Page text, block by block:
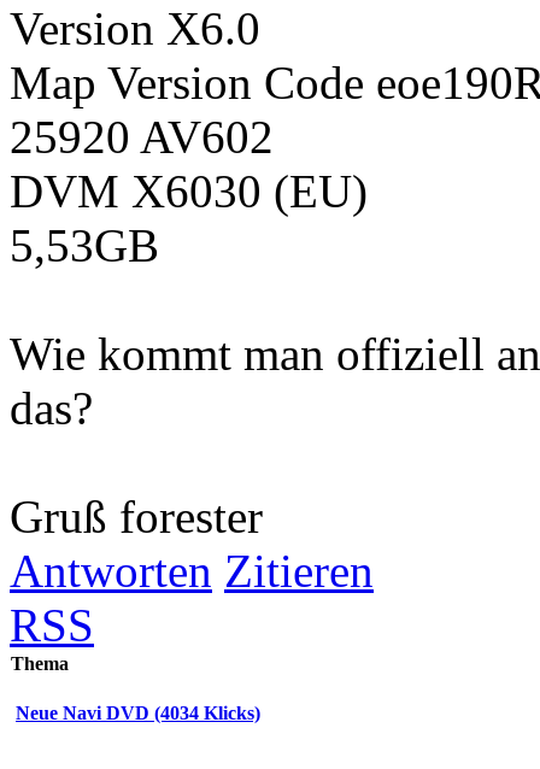
Version X6.0
Map Version Code
25920 AV602
DVM X6030 (EU)
5,53GB
Wie kommt man offiziell
das?
Gruß forester
Antworten Zitieren
RSS
Thema
Neue Navi DVD (4034 Klicks)